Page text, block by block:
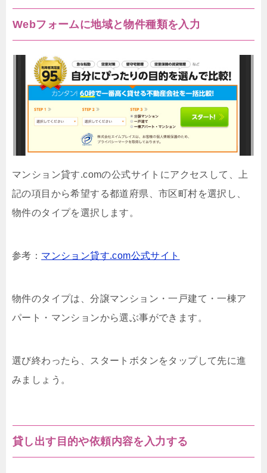
Webフォームに地域と物件種類を入力
マンション貸す.comの公式サイトにアクセスして、上
記の項目から希望する都道府県、市区町村を選択し、
物件のタイプを選択します。
参考： マンション貸す.com公式サイト
物件のタイプは、分譲マンション・一戸建て・一棟ア
パート・マンションから選ぶ事ができます。
選び終わったら、スタートボタンをタップして先に進
みましょう。
貸し出す目的や依頼内容を入力する